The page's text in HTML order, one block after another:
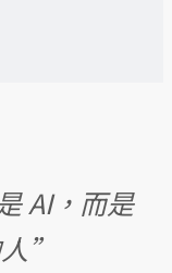
AI，而是
”